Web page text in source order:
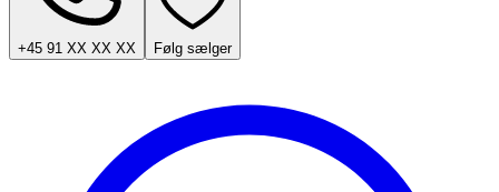
+45 91 XX XX XX Følg sælger